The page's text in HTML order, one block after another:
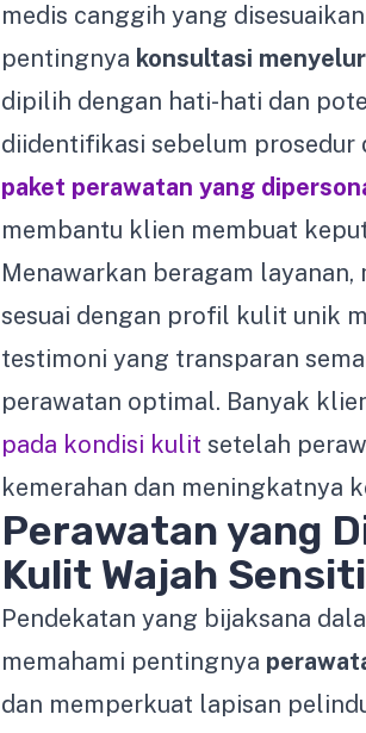
medis canggih yang
pentingnya konsultasi
dipilih dengan hati-hati dan
diidentifikasi sebelum
paket perawatan yang
membantu klien membuat
Menawarkan beragam
sesuai dengan profil kulit unik
testimoni yang transparan
perawatan optimal. Banyak
pada kondisi kulit setelah
kemerahan dan meningkatnya
Perawatan yang
Kulit Wajah
Pendekatan yang bijaksana
memahami pentingnya
dan memperkuat lapisan